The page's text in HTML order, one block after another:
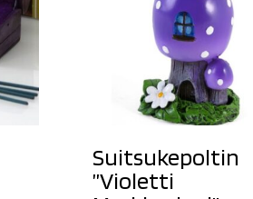
Suitsukepoltin
”Violetti